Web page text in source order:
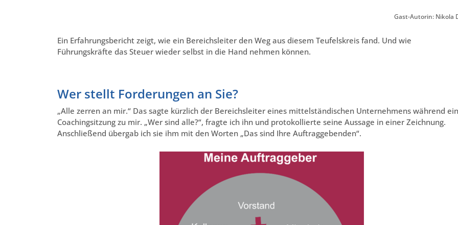
Gast-Autorin: Nikola
Ein Erfahrungsbericht zeigt, wie ein Bereichsleiter den Weg aus diesem Teufelskreis fand. Und wie
Führungskräfte das Steuer wieder selbst in die Hand nehmen können.
Wer stellt Forderungen an Sie?
„Alle zerren an mir.“ Das sagte kürzlich der Bereichsleiter eines mittelständischen Unternehmens während
Coachingsitzung zu mir. „Wer sind alle?“, fragte ich ihn und protokollierte seine Aussage in einer Zeichnung.
Anschließend übergab ich sie ihm mit den Worten „Das sind Ihre Auftraggebenden“.